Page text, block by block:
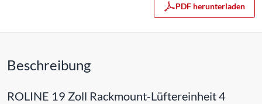
PDF herunterladen
Beschreibung
ROLINE 19 Zoll Rackmount-Lüftereinheit 4